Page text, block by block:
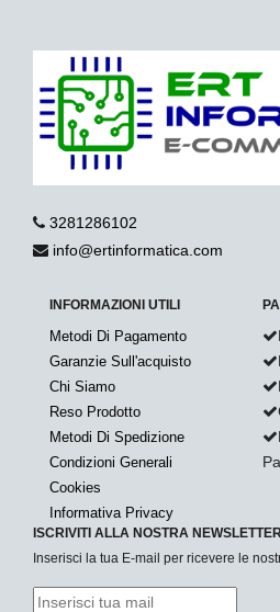
3281286102
info@ertinformatica.com
INFORMAZIONI UTILI
Metodi Di Pagamento
Garanzie Sull'acquisto
Chi Siamo
Reso Prodotto
Metodi Di Spedizione
Condizioni Generali
Cookies
Informativa Privacy
ISCRIVITI ALLA NOSTRA NEWSLETTER
Inserisci la tua E-mail per ricevere le